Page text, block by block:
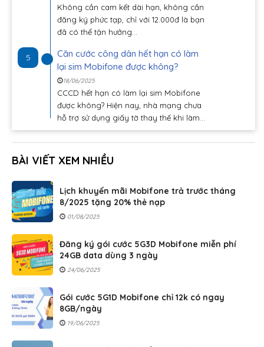
Không cần cam kết dài hạn, không cần
đăng ký phức tạp, chỉ với 12.000đ là bạn
đã có thể tận hưởng...
5
Căn cước công dân hết hạn có làm
lại sim Mobifone được không?
18/06/2025
CCCD hết hạn có làm lại sim Mobifone
được không? Hiện nay, nhà mạng chưa
hỗ trợ sử dụng giấy tờ thay thế khi làm...
BÀI VIẾT XEM NHIỀU
Lịch khuyến mãi Mobifone trả trước tháng
8/2025 tặng 20% thẻ nạp
01/08/2025
Đăng ký gói cước 5G3D Mobifone miễn phí
24GB data dùng 3 ngày
24/06/2025
Gói cước 5G1D Mobifone chỉ 12k có ngay
8GB/ngày
19/06/2025